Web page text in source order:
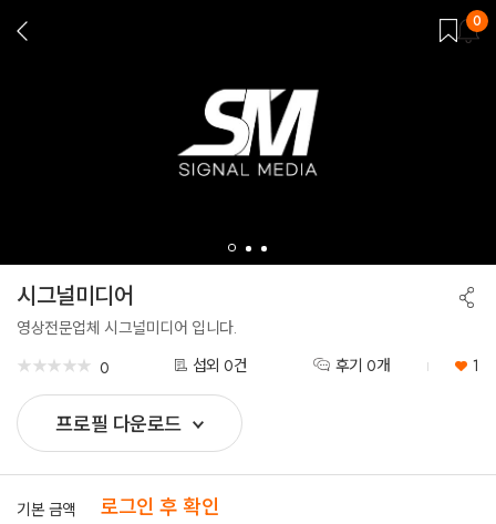
뒤
로
0
시그널미디어
영상전문업체 시그널미디어 입니다.
★★★★★
★★★★★ 0 섭외 0건 후기 0개 1
프로필 다운로드
공
유
기본 금액 로그인 후 확인